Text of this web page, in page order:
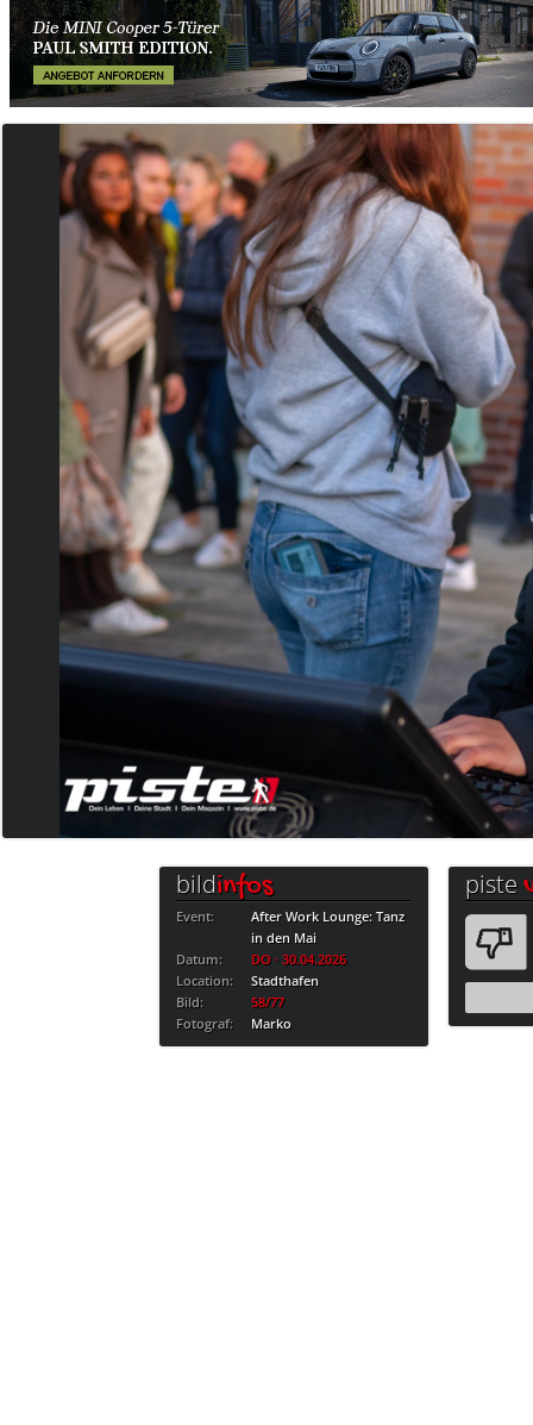
bildinfos
Event:
After Work Lounge: Tanz
in den Mai
Datum:
DO · 30.04.2026
Location:
Stadthafen
Bild:
58/77
Fotograf:
Marko
piste